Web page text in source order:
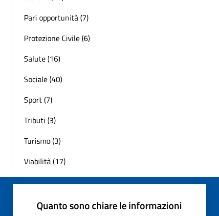
Pari opportunità (7)
Protezione Civile (6)
Salute (16)
Sociale (40)
Sport (7)
Tributi (3)
Turismo (3)
Viabilità (17)
Quanto sono chiare le informazioni